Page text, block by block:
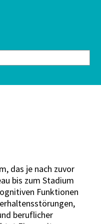
das je nach zuvor
bis zum Stadium
Funktionen
beruflicher